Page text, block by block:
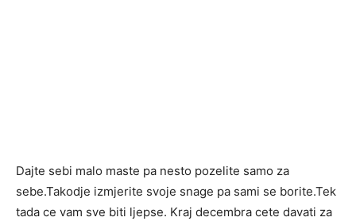
Dajte sebi malo maste pa nesto pozelite samo za
sebe.Takodje izmjerite svoje snage pa sami se borite.Tek
tada ce vam sve biti ljepse. Kraj decembra cete davati za